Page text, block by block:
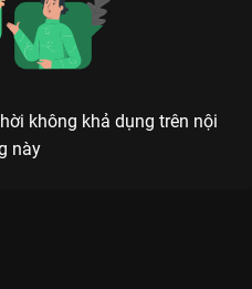
không khả dụng trên nội
này